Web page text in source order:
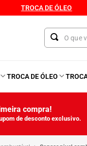
TROCA DE ÓLEO
TROCA DE ÓLEO
compra!
de desconto exclusivo.
1º Kit
2º Kit